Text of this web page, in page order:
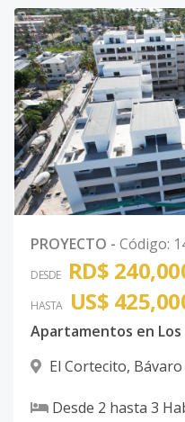
PROYECTO - Código:
DESDE RD$
HASTA US$
Apartamentos en Los
El Cortecito, Bávaro
Desde 2 hasta 3